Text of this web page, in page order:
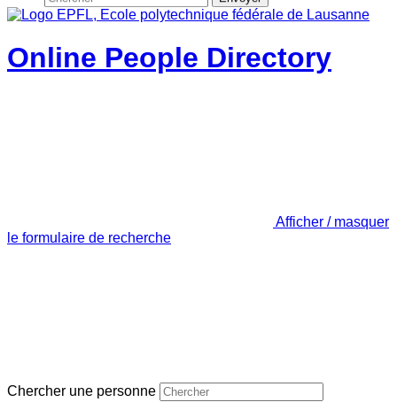
Online People Directory
Afficher / masquer
le formulaire de recherche
Chercher une personne